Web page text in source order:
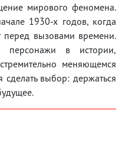
мирового феномена.
1930-х годов, когда
перед вызовами времени.
персонажи в истории,
меняющемся
выбор: держаться